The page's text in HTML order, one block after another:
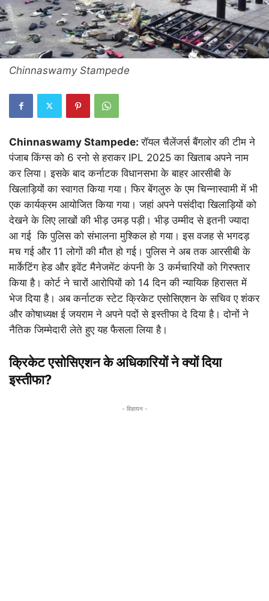
Chinnaswamy Stampede
Chinnaswamy Stampede:रॉयल चैलेंजर्स बैंगलोर की टीम ने
पंजाब किंग्स को 6 रनो से हराकर IPL 2025 का खिताब अपने नाम
कर लिया। इसके बाद कर्नाटक विधानसभा के बाहर आरसीबी के
खिलाड़ियों का स्वागत किया गया। फिर बेंगलुरु के एम चिन्नास्वामी में भी
एक कार्यक्रम आयोजित किया गया। जहां अपने पसंदीदा खिलाड़ियों को
देखने के लिए लाखों की भीड़ उमड़ पड़ी। भीड़ उम्मीद से इतनी ज्यादा
आ गई कि पुलिस को संभालना मुश्किल हो गया। इस वजह से भगदड़
मच गई और 11 लोगों की मौत हो गई। पुलिस ने अब तक आरसीबी के
मार्केटिंग हेड और इवेंट मैनेजमेंट कंपनी के 3 कर्मचारियों को गिरफ्तार
किया है। कोर्ट ने चारों आरोपियों को 14 दिन की न्यायिक हिरासत में
भेज दिया है। अब कर्नाटक स्टेट क्रिकेट एसोसिएशन के सचिव ए शंकर
और कोषाध्यक्ष ई जयराम ने अपने पदों से इस्तीफा दे दिया है। दोनों ने
नैतिक जिम्मेदारी लेते हुए यह फैसला लिया है।
क्रिकेट एसोसिएशन के अधिकारियों ने क्यों दिया
इस्तीफा?
- विज्ञापन -